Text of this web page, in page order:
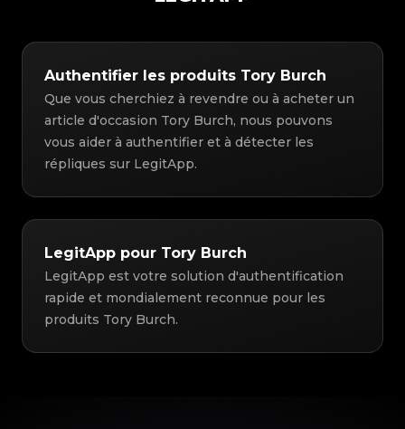
Authentifier les produits Tory Burch
Que vous cherchiez à revendre ou à acheter un
article d'occasion Tory Burch, nous pouvons
vous aider à authentifier et à détecter les
répliques sur LegitApp.
LegitApp pour Tory Burch
LegitApp est votre solution d'authentification
rapide et mondialement reconnue pour les
produits Tory Burch.